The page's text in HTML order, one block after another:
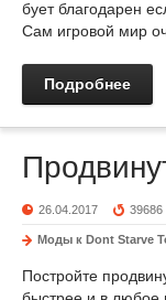
бует благодарен
Сам игровой мир
Подробнее
26.04.2017 39686
Моды к Dont Starve
Постройте